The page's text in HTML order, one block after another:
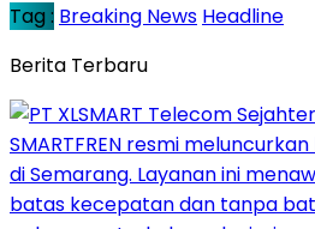
Tag : Breaking News Headline
Berita Terbaru